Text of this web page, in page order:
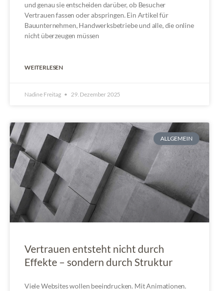
und genau sie entscheiden darüber, ob Besucher
Vertrauen fassen oder abspringen. Ein Artikel für
Bauunternehmen, Handwerksbetriebe und alle, die online
nicht überzeugen müssen
WEITERLESEN
Nadine Freitag 29. Dezember 2025
ALLGEMEIN
Vertrauen entsteht nicht durch
Effekte – sondern durch Struktur
Viele Websites wollen beeindrucken. Mit Animationen.